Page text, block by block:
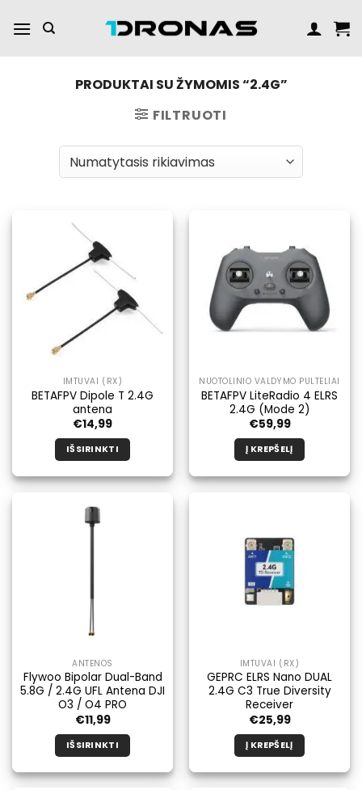
turinį
PRODUKTAI SU ŽYMOMIS “2.4G”
FILTRUOTI
IMTUVAI (RX)
BETAFPV Dipole T 2.4G
antena
€14,99
IŠSIRINKTI
produktas
turi
kelis
produkto
puslapyje.
NUOTOLINIO VALDYMO PULTELIAI
BETAFPV LiteRadio 4 ELRS
2.4G (Mode 2)
€59,99
Į KREPŠELĮ
ANTENOS
Flywoo Bipolar Dual-Band
5.8G / 2.4G UFL Antena DJI
O3 / O4 PRO
€11,99
IŠSIRINKTI
produktas
IMTUVAI (RX)
GEPRC ELRS Nano DUAL
2.4G C3 True Diversity
Receiver
€25,99
Į KREPŠELĮ